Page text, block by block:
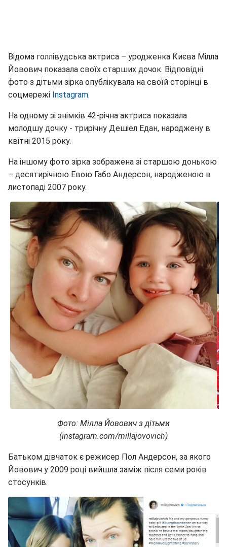
Відома голлівудська актриса – уродженка Києва Мілла
Йовович показала своїх старших дочок. Відповідні
фото з дітьми зірка опублікувала на своїй сторінці в
соцмережі Instagram.
На одному зі знімків 42-річна актриса показала
молодшу дочку - трирічну Дешіел Едан, народжену в
квітні 2015 року.
На іншому фото зірка зображена зі старшою донькою
– десятирічною Евою Габо Андерсон, народженою в
листопаді 2007 року.
Фото: Мілла Йовович з дітьми
(instagram.com/millajovovich)
Батьком дівчаток є режисер Пол Андерсон, за якого
Йовович у 2009 році вийшла заміж після семи років
стосунків.